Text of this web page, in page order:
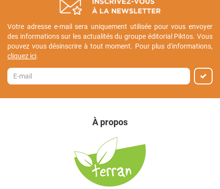
Votre adresse e-mail sera uniquement utilisée pour vous envoyer
des informations sur les actualités du groupe éditorial Piktos. Vous
pouvez vous désinscrire à tout moment. Pour plus d'informations,
cliquez ici.
À propos